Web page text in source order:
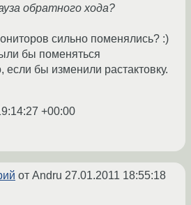
обратного хода?
сильно поменялись? :)
бы поменяться
если бы изменили растактовку.
+00:00
от Andru 27.01.2011 18:55:18